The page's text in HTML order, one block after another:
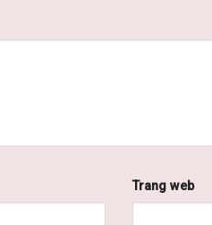
Trang web